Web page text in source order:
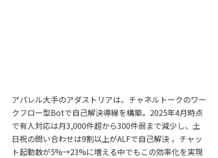
アパレル大手のアダストリアは、チャネルトークのワー
クフロー型Botで自己解決導線を構築。2025年4月時点
で有人対応は月3,000件超から300件弱まで減少し、土
日祝の問い合わせは9割以上がALFで自己解決 。チャッ
ト起動数が5%→23%に増える中でもこの効率化を実現